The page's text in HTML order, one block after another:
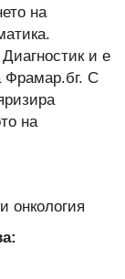
на
и е
Фрамар.бг. С
на
онкология